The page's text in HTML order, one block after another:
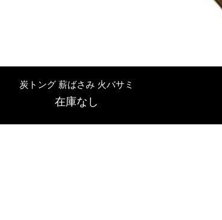
クイックビュー
炭トング 薪ばさみ 火バサミ
在庫なし